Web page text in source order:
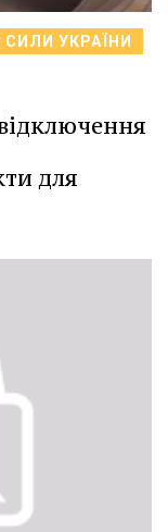
СИЛИ УКРАЇНИ
для